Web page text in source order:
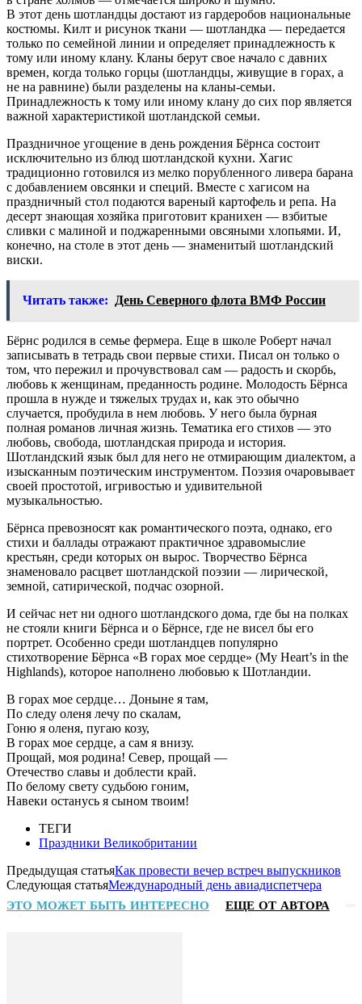
В этот день шотландцы достают из гардеробов национальные
костюмы. Килт и рисунок ткани — шотландка — передается
только по семейной линии и определяет принадлежность к
тому или иному клану. Кланы берут свое начало с давних
времен, когда только горцы (шотландцы, живущие в горах, а
не на равнине) были разделены на кланы-семьи.
Принадлежность к тому или иному клану до сих пор является
важной характеристикой шотландской семьи.
Праздничное угощение в день рождения Бёрнса состоит
исключительно из блюд шотландской кухни. Хагис
традиционно готовился из мелко порубленного ливера барана
с добавлением овсянки и специй. Вместе с хагисом на
праздничный стол подаются вареный картофель и репа. На
десерт знающая хозяйка приготовит кранихен — взбитые
сливки с малиной и поджаренными овсяными хлопьями. И,
конечно, на столе в этот день — знаменитый шотландский
виски.
Читать также: День Северного флота ВМФ России
Бёрнс родился в семье фермера. Еще в школе Роберт начал
записывать в тетрадь свои первые стихи. Писал он только о
том, что пережил и прочувствовал сам — радость и скорбь,
любовь к женщинам, преданность родине. Молодость Бёрнса
прошла в нужде и тяжелых трудах и, как это обычно
случается, пробудила в нем любовь. У него была бурная
полная романов личная жизнь. Тематика его стихов — это
любовь, свобода, шотландская природа и история.
Шотландский язык был для него не отмирающим диалектом, а
изысканным поэтическим инструментом. Поэзия очаровывает
своей простотой, игривостью и удивительной
музыкальностью.
Бёрнса превозносят как романтического поэта, однако, его
стихи и баллады отражают практичное здравомыслие
крестьян, среди которых он вырос. Творчество Бёрнса
знаменовало расцвет шотландской поэзии — лирической,
земной, сатирической, подчас озорной.
И сейчас нет ни одного шотландского дома, где бы на полках
не стояли книги Бёрнса и о Бёрнсе, где не висел бы его
портрет. Особенно среди шотландцев популярно
стихотворение Бёрнса «В горах мое сердце» (My Heart’s in the
Highlands), которое наполнено любовью к Шотландии.
В горах мое сердце… Доныне я там,
По следу оленя лечу по скалам,
Гоню я оленя, пугаю козу,
В горах мое сердце, а сам я внизу.
Прощай, моя родина! Север, прощай —
Отечество славы и доблести край.
По белому свету судьбою гоним,
Навеки останусь я сыном твоим!
ТЕГИ
Праздники Великобритании
Предыдущая статьяКак провести вечер встреч выпускников
Следующая статьяМеждународный день авиадиспетчера
ЭТО МОЖЕТ БЫТЬ ИНТЕРЕСНО ЕЩЕ ОТ АВТОРА